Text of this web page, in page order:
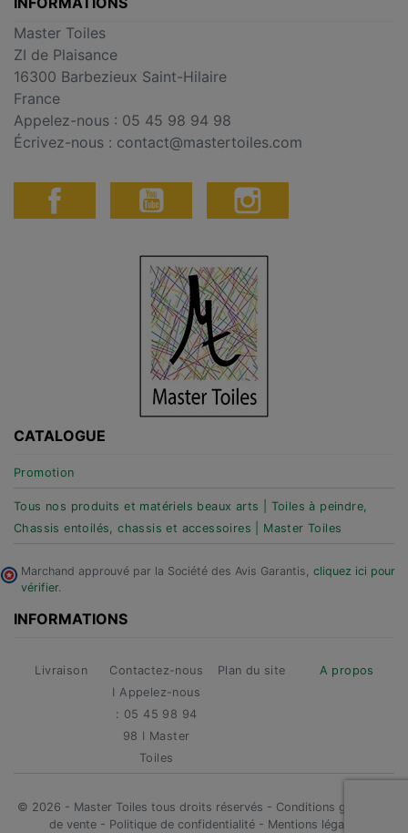
Master Toiles
ZI de Plaisance
16300 Barbezieux Saint-Hilaire
France
Appelez-nous : 05 45 98 94 98
Écrivez-nous : contact@mastertoiles.com
CATALOGUE
Promotion
Tous nos produits et matériels beaux arts | Toiles à peindre,
Chassis entoilés, chassis et accessoires | Master Toiles
Marchand approuvé par la Société des Avis Garantis, cliquez ici pour
vérifier.
INFORMATIONS
Livraison
Contactez-nous
I Appelez-nous
: 05 45 98 94
98 I Master
Toiles
Plan du site A propos
© 2026 - Master Toiles tous droits réservés - Conditions générales
de vente- Politique de confidentialité- Mentions légales